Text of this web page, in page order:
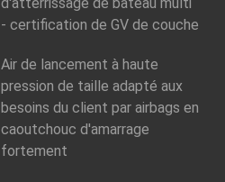
- certification de GV de couche
Air de lancement à haute
pression de taille adapté aux
besoins du client par airbags en
caoutchouc d'amarrage
fortement